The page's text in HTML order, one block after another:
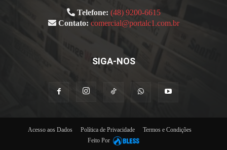
Telefone: (48) 9200-6615
Contato: comercial@portalc1.com.br
SIGA-NOS
Acesso aos Dados Política de Privacidade
Termos e Condições
Feito Por